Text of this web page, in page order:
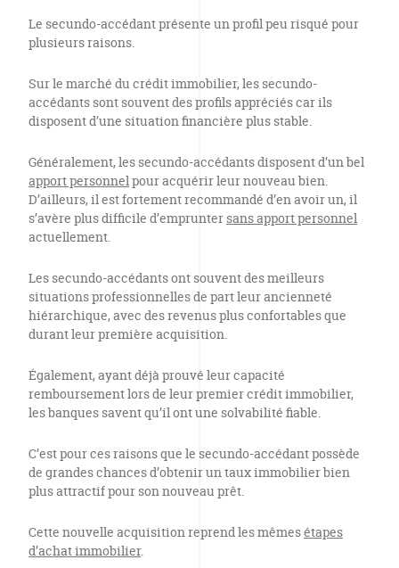
Le secundo-accédant présente un profil peu risqué pour
plusieurs raisons.
Sur le marché du crédit immobilier, les secundo-
accédants sont souvent des profils appréciés car ils
disposent d’une situation financière plus stable.
Généralement, les secundo-accédants disposent d’un bel
apport personnelpour acquérir leur nouveau bien.
D’ailleurs, il est fortement recommandé d’en avoir un, il
s’avère plus difficile d’emprunter sans apport personnel
actuellement.
Les secundo-accédants ont souvent des meilleurs
situations professionnelles de part leur ancienneté
hiérarchique, avec des revenus plus confortables que
durant leur première acquisition.
Également, ayant déjà prouvé leur capacité
remboursement lors de leur premier crédit immobilier,
les banques savent qu’il ont une solvabilité fiable.
C’est pour ces raisons que le secundo-accédant possède
de grandes chances d’obtenir un taux immobilier bien
plus attractif pour son nouveau prêt.
Cette nouvelle acquisition reprend les mêmesétapes
d’achat immobilier.